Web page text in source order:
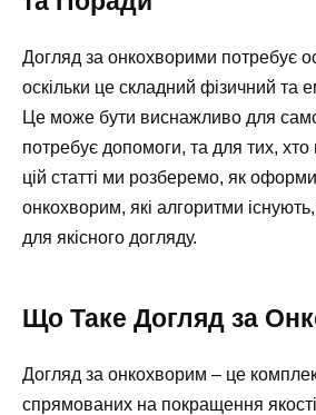
Догляд за онкохворими потребує
оскільки це складний фізичний та
Це може бути виснажливо для
потребує допомоги, та для тих, хто
цій статті ми розберемо, як
онкохворим, які алгоритми
для якісного догляду.
Що Таке Догляд за
Догляд за онкохворим – це
спрямованих на покращення